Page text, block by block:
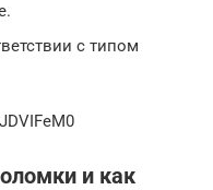
с типом
и как